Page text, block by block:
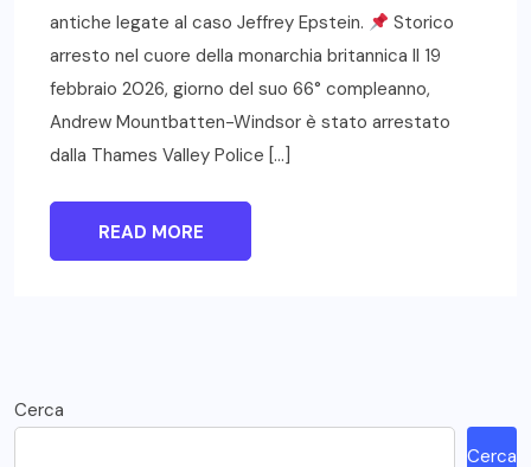
antiche legate al caso Jeffrey Epstein.
Storico
arresto nel cuore della monarchia britannica Il 19
febbraio 2026, giorno del suo 66° compleanno,
Andrew Mountbatten-Windsor è stato arrestato
dalla Thames Valley Police […]
READ MORE
Cerca
Cerca